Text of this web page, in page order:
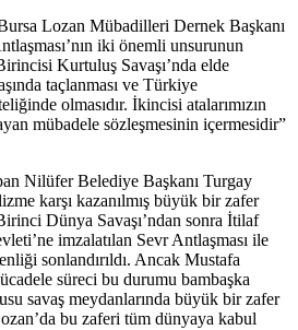
Bursa Lozan Mübadilleri Dernek Başkanı
iki önemli unsurunun
Kurtuluş Savaşı’nda elde
taçlanması ve Türkiye
olmasıdır. İkincisi atalarımızın
mübadele sözleşmesinin içermesidir”
Nilüfer Belediye Başkanı Turgay
karşı kazanılmış büyük bir zafer
Dünya Savaşı’ndan sonra İtilaf
imzalatılan Sevr Antlaşması ile
sonlandırıldı. Ancak Mustafa
süreci bu durumu bambaşka
savaş meydanlarında büyük bir zafer
bu zaferi tüm dünyaya kabul